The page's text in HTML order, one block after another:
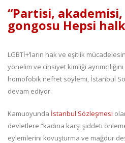
“Partisi,
gongosu Hepsi
LGBTİ+’ların hak ve eşitlik
yönelim ve cinsiyet kimliği
homofobik nefret söylemi, İstanbul
devam ediyor.
Kamuoyunda İstanbul Sözleşmesi
devletlere “kadına karşı şiddeti
eylemlerini kovuşturma ve mağdur